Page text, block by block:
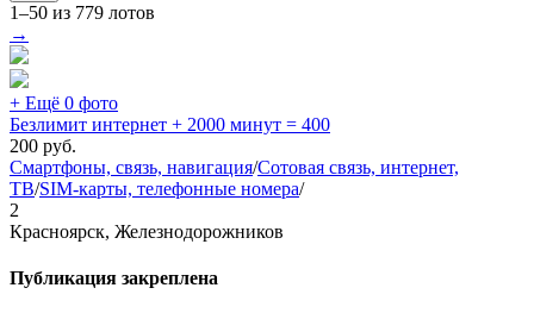
1–50 из 779 лотов
→
+ Ещё 0 фото
Безлимит интернет + 2000 минут = 400
200 руб.
Смартфоны, связь, навигация/Сотовая связь, интернет,
ТВ/SIM-карты, телефонные номера/
2
Красноярск, Железнодорожников
Публикация закреплена